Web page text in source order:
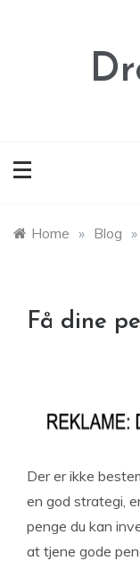
Home » Blog »
Få dine
Der er ikke
en god strategi,
penge du kan
at tjene gode